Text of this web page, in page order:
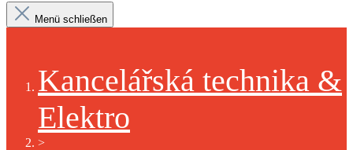
Menü schließen
Kancelářská technika &
Elektro
>